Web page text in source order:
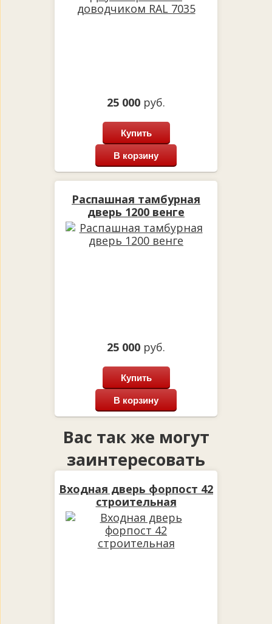
25 000 руб.
Купить
В корзину
Распашная тамбурная
дверь 1200 венге
25 000 руб.
Купить
В корзину
Вас так же могут
заинтересовать
Входная дверь форпост 42
строительная